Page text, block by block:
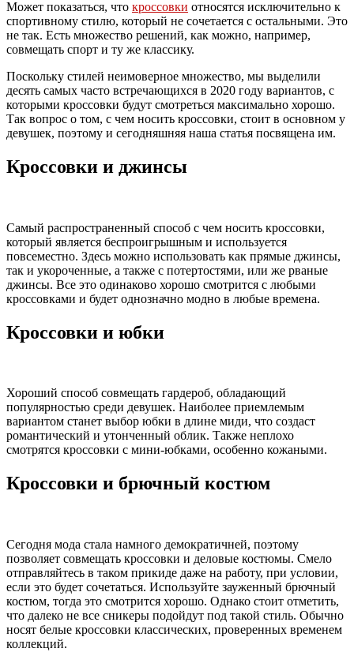
Может показаться, что кроссовки относятся исключительно к
спортивному стилю, который не сочетается с остальными. Это
не так. Есть множество решений, как можно, например,
совмещать спорт и ту же классику.
Поскольку стилей неимоверное множество, мы выделили
десять самых часто встречающихся в 2020 году вариантов, с
которыми кроссовки будут смотреться максимально хорошо.
Так вопрос о том, с чем носить кроссовки, стоит в основном у
девушек, поэтому и сегодняшняя наша статья посвящена им.
Кроссовки и джинсы
Самый распространенный способ с чем носить кроссовки,
который является беспроигрышным и используется
повсеместно. Здесь можно использовать как прямые джинсы,
так и укороченные, а также с потертостями, или же рваные
джинсы. Все это одинаково хорошо смотрится с любыми
кроссовками и будет однозначно модно в любые времена.
Кроссовки и юбки
Хороший способ совмещать гардероб, обладающий
популярностью среди девушек. Наиболее приемлемым
вариантом станет выбор юбки в длине миди, что создаст
романтический и утонченный облик. Также неплохо
смотрятся кроссовки с мини-юбками, особенно кожаными.
Кроссовки и брючный костюм
Сегодня мода стала намного демократичней, поэтому
позволяет совмещать кроссовки и деловые костюмы. Смело
отправляйтесь в таком прикиде даже на работу, при условии,
если это будет сочетаться. Используйте зауженный брючный
костюм, тогда это смотрится хорошо. Однако стоит отметить,
что далеко не все сникеры подойдут под такой стиль. Обычно
носят белые кроссовки классических, проверенных временем
коллекций.